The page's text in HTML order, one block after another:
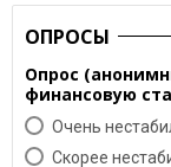
ОПРОСЫ
Опрос
финансовую
Очень
Скорее